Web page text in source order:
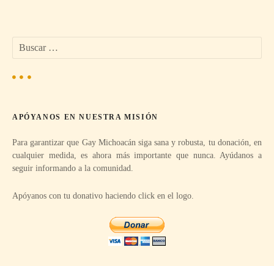
g
a
ó
n
d
c
:APÓYANOS EN NUESTRA MISIÓN
Para garantizar que Gay Michoacán siga sana y robusta, tu donación, en
cualquier medida, es ahora más importante que nunca. Ayúdanos a
seguir informando a la comunidad.
Apóyanos con tu donativo haciendo click en el logo.